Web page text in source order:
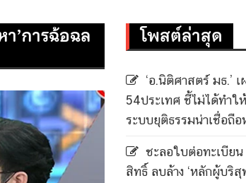
’การฉ้อฉล โพสต์ล่าสุด
‘อ.นิติศาสตร์ มธ.’
54ประเทศ ชี้ไม่ได้ทำใ
ระบบยุติธรรมน่าเชื่อถือ
ชะลอใบต่อทะเบีย
สิทธิ์ ลบล้าง ‘หลักผู้บริ